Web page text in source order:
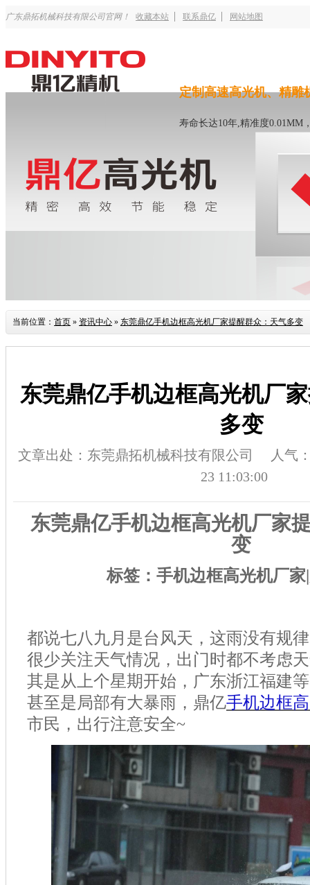
广东鼎拓机械科技有限公司官网！ 收藏本站 联系鼎亿 网站地图
定制高速高光机、精雕
寿命长达10年,精准度0.01MM
当前位置： 首页 » 资讯中心 » 东莞鼎亿手机边框高光机厂家提醒群众：天气多变
东莞鼎亿手机边框高光机厂
多变
文章出处：东莞鼎拓机械科技有限公司
人气
23 11:03:00
东莞鼎亿手机边框高光机厂家
变
标签：手机边框高光机厂家
都说七八九月是台风天，这雨没有规
很少关注天气情况，出门时都不考虑
其是从上个星期开始，广东浙江福建
甚至是局部有大暴雨，鼎亿手机边框
市民，出行注意安全~